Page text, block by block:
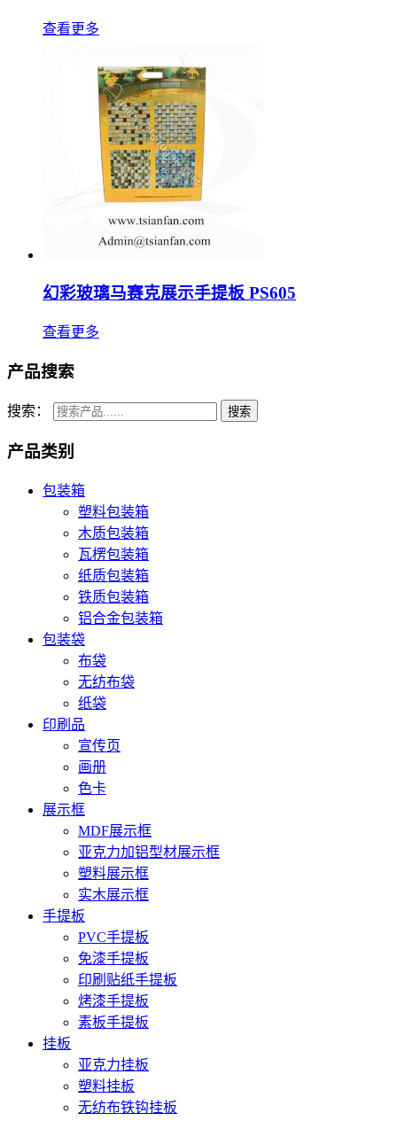
查看更多
幻彩玻璃马赛克展示手提板 PS605
查看更多
产品搜索
搜索：
产品类别
包装箱
塑料包装箱
木质包装箱
瓦楞包装箱
纸质包装箱
铁质包装箱
铝合金包装箱
包装袋
布袋
无纺布袋
纸袋
印刷品
宣传页
画册
色卡
展示框
MDF展示框
亚克力加铝型材展示框
塑料展示框
实木展示框
手提板
PVC手提板
免漆手提板
印刷贴纸手提板
烤漆手提板
素板手提板
挂板
亚克力挂板
塑料挂板
无纺布铁钩挂板